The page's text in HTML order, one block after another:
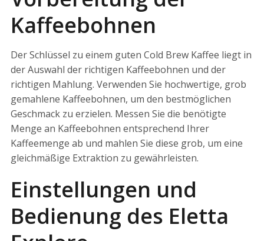
Kaffeebohnen
Der Schlüssel zu einem guten Cold Brew Kaffee liegt in
der Auswahl der richtigen Kaffeebohnen und der
richtigen Mahlung. Verwenden Sie hochwertige, grob
gemahlene Kaffeebohnen, um den bestmöglichen
Geschmack zu erzielen. Messen Sie die benötigte
Menge an Kaffeebohnen entsprechend Ihrer
Kaffeemenge ab und mahlen Sie diese grob, um eine
gleichmäßige Extraktion zu gewährleisten.
Einstellungen und
Bedienung des Eletta